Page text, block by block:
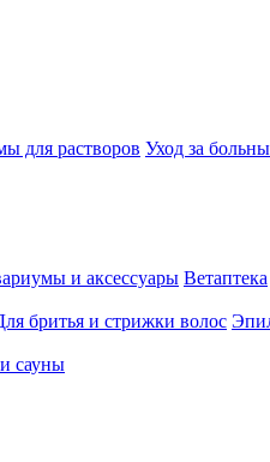
для растворов Уход за
и аксессуары Ветаптека
бритья и стрижки волос
сауны